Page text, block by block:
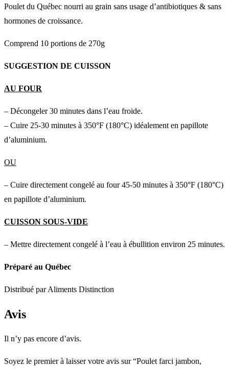
Poulet du Québec nourri au grain sans usage d’antibiotiques & sans
hormones de croissance.
Comprend 10 portions de 270g
SUGGESTION DE CUISSON
AU FOUR
– Décongeler 30 minutes dans l’eau froide.
– Cuire 25-30 minutes à 350°F (180°C) idéalement en papillote
d’aluminium.
OU
– Cuire directement congelé au four 45-50 minutes à 350°F (180°C)
en papillote d’aluminium.
CUISSON SOUS-VIDE
– Mettre directement congelé à l’eau à ébullition environ 25 minutes.
Préparé au Québec
Distribué par Aliments Distinction
Avis
Il n’y pas encore d’avis.
Soyez le premier à laisser votre avis sur “Poulet farci jambon,